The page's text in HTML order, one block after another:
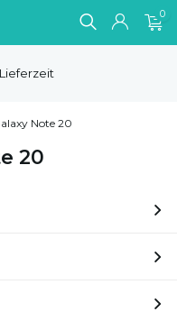
0
Note 20
20